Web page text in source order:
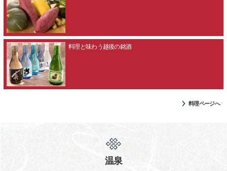
料理と味わう越後の銘酒
料理ページへ
温泉